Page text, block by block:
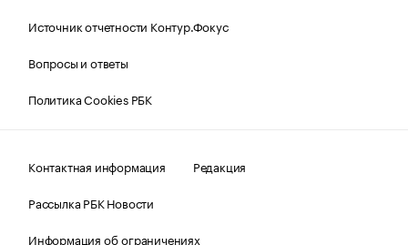
Источник отчетности Контур.Фокус
Вопросы и ответы
Политика Cookies РБК
Контактная информация
Редакция
Рассылка РБК Новости
Информация об ограничениях